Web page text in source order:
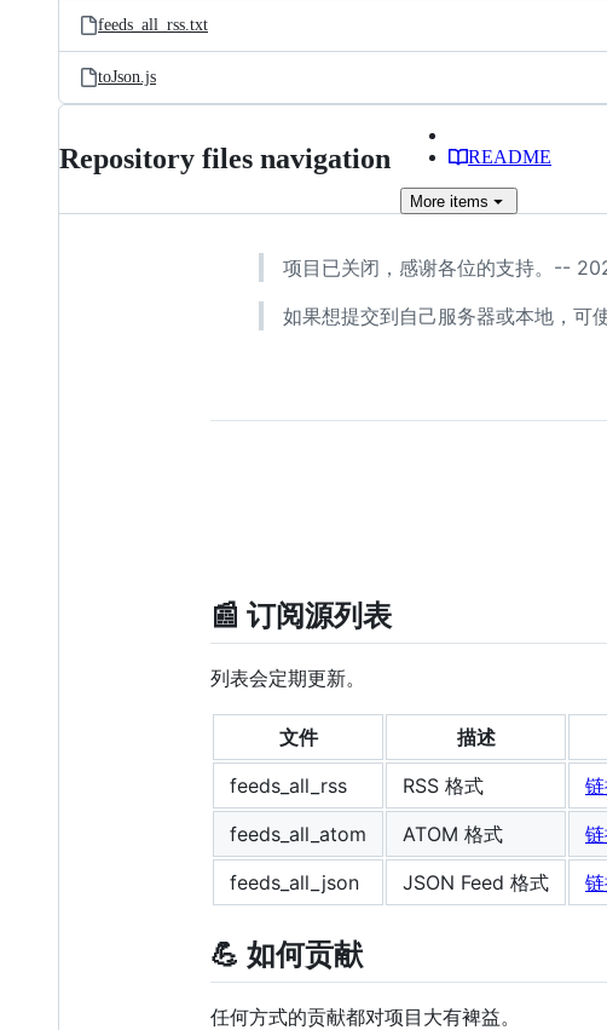
feeds_all_rss.txt
toJson.js
Repository files navigation README
More items
项目已关闭，感谢各位的支持。--
如果想提交到自己服务器或本地，可
📰 订阅源列表
列表会定期更新。
文件 描述
feeds_all_rss
RSS 格式
feeds_all_atom
ATOM 格式
feeds_all_json
JSON Feed 格式
💪 如何贡献
任何方式的贡献都对项目大有裨益。